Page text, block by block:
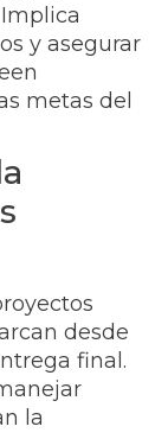
y asegurar
metas del
desde
final.
la